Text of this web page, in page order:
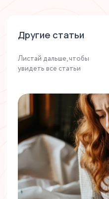
Другие статьи
Листай дальше, чтобы
увидеть все статьи